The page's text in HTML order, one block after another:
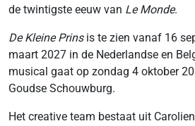
de twintigste eeuw van Le Monde.
De Kleine Prinsis te zien vanaf 16
maart 2027 in de Nederlandse en
musical gaat op zondag 4 oktober
Goudse Schouwburg.
Het creative team bestaat uit